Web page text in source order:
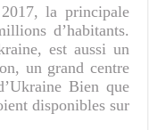
la principale
d’habitants.
est aussi un
un grand centre
Bien que
disponibles sur